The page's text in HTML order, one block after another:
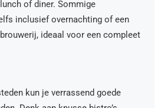
of diner. Sommige
inclusief overnachting of een
ideaal voor een compleet
kun je verrassend goede